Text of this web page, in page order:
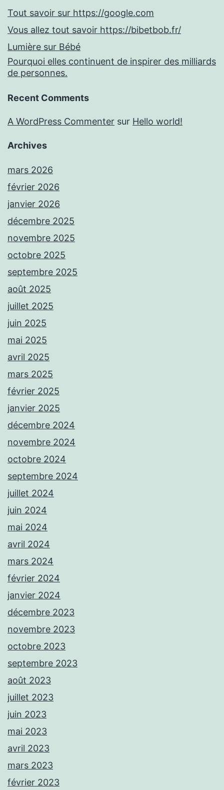
Tout savoir sur https://google.com
Vous allez tout savoir https://bibetbob.fr/
Lumière sur Bébé
Pourquoi elles continuent de inspirer des milliards
de personnes.
Recent Comments
A WordPress Commenter sur Hello world!
Archives
mars 2026
février 2026
janvier 2026
décembre 2025
novembre 2025
octobre 2025
septembre 2025
août 2025
juillet 2025
juin 2025
mai 2025
avril 2025
mars 2025
février 2025
janvier 2025
décembre 2024
novembre 2024
octobre 2024
septembre 2024
juillet 2024
juin 2024
mai 2024
avril 2024
mars 2024
février 2024
janvier 2024
décembre 2023
novembre 2023
octobre 2023
septembre 2023
août 2023
juillet 2023
juin 2023
mai 2023
avril 2023
mars 2023
février 2023